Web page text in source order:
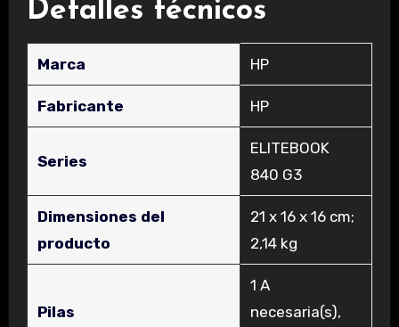
Detalles técnicos
Marca ‎HP
Fabricante ‎HP
Series
‎ELITEBOOK
840 G3
Dimensiones del
producto
‎21 x 16 x 16 cm;
2,14 kg
Pilas
‎1 A
necesaria(s),